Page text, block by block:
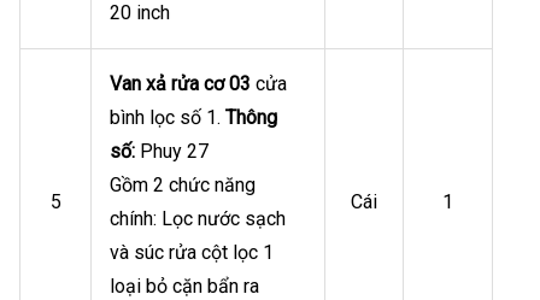
20 inch
5
Van xả rửa cơ 03 cửa
bình lọc số 1. Thông
số: Phuy 27
Gồm 2 chức năng
chính: Lọc nước sạch
và súc rửa cột lọc 1
loại bỏ cặn bẩn ra
Cái 1